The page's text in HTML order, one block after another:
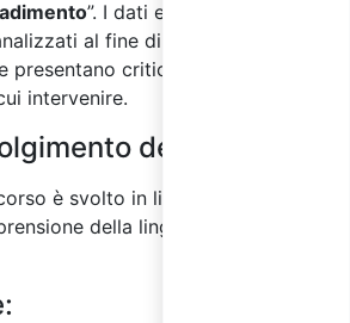
”. I dati e le informazioni
al fine di individuare quali
presentano criticità e le aree di
intervenire.
del corso:
è svolto in lingua italiana ed è
della lingua sia scritta che